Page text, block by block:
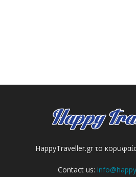
HappyTraveller.gr το
Contact us: